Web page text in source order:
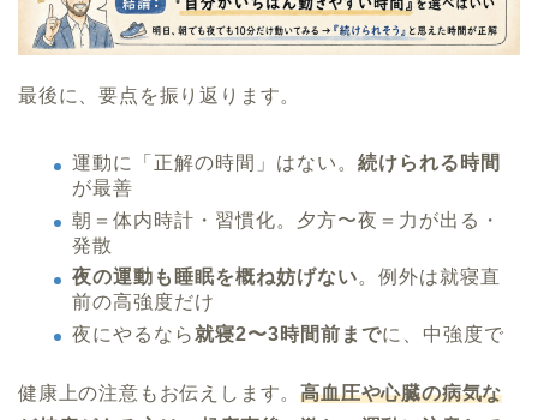
最後に、要点を振り返ります。
運動に「正解の時間」はない。 続けられる時間
が最善
朝＝体内時計・習慣化。夕方〜夜＝力が出る・
発散
夜の運動も睡眠を概ね妨げない。例外は就寝直
前の高強度だけ
夜にやるなら就寝2〜3時間前までに、中強度で
健康上の注意もお伝えします。高血圧や心臓の病気な